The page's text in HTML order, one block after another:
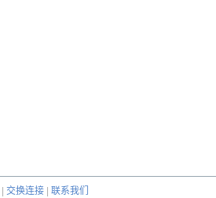
交换连接
联系我们